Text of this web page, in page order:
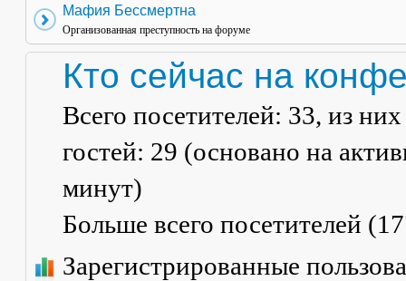
Мафия Бессмертна
Организованная преступность на форуме
Кто сейчас на
Всего посетителей: 33, из
гостей: 29 (основано на
минут)
Больше всего посетителей (
Зарегистрированные